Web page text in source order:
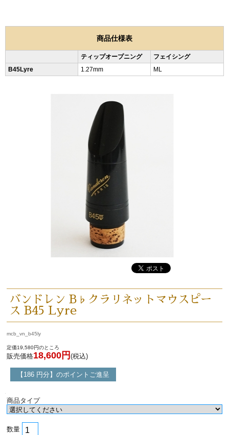
商品仕様表
ティップオープニング
フェイシング
B45Lyre
1.27mm ML
バンドレン B♭クラリネットマウスピー
ス B45 Lyre
mcb_vn_b45ly
定価19,580円のところ
販売価格18,600円 (税込)
【186 円分】のポイントご進呈
商品タイプ
数量